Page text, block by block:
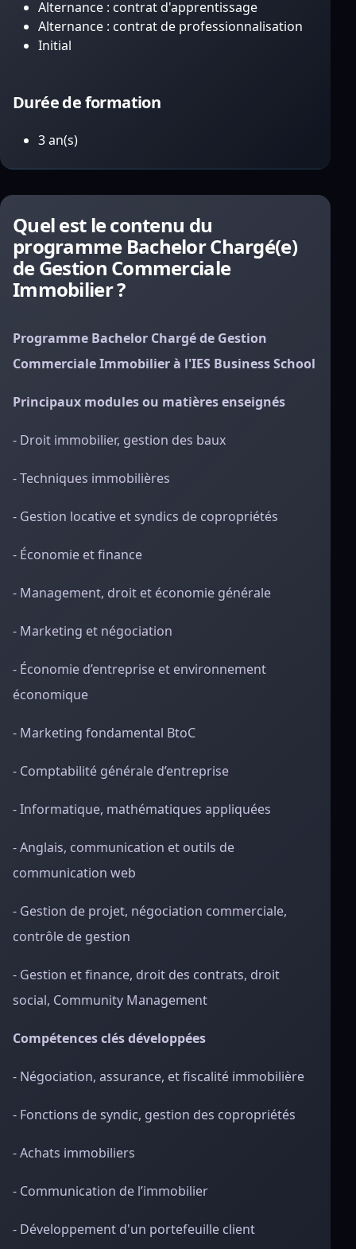
Alternance : contrat d'apprentissage
Alternance : contrat de professionnalisation
Initial
Durée de formation
3 an(s)
Quel est le contenu du
programme Bachelor Chargé(e)
de Gestion Commerciale
Immobilier ?
Programme Bachelor Chargé de Gestion
Commerciale Immobilier à l'IES Business School
Principaux modules ou matières enseignés
- Droit immobilier, gestion des baux
- Techniques immobilières
- Gestion locative et syndics de copropriétés
- Économie et finance
- Management, droit et économie générale
- Marketing et négociation
- Économie d’entreprise et environnement
économique
- Marketing fondamental BtoC
- Comptabilité générale d’entreprise
- Informatique, mathématiques appliquées
- Anglais, communication et outils de
communication web
- Gestion de projet, négociation commerciale,
contrôle de gestion
- Gestion et finance, droit des contrats, droit
social, Community Management
Compétences clés développées
- Négociation, assurance, et fiscalité immobilière
- Fonctions de syndic, gestion des copropriétés
- Achats immobiliers
- Communication de l’immobilier
- Développement d'un portefeuille client